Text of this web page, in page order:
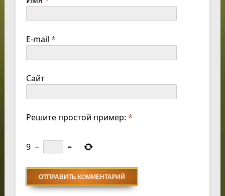
E-mail *
Сайт
Решите простой пример: *
9 − =